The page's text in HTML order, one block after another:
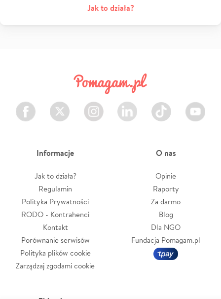
Jak to działa?
Facebook Twitter Instagram LinkedIn TikTok Youtube
Informacje
Jak to działa?
Regulamin
Polityka Prywatności
RODO - Kontrahenci
Kontakt
Porównanie serwisów
Polityka plików cookie
Zarządzaj zgodami cookie
O nas
Opinie
Raporty
Za darmo
Blog
Dla NGO
Fundacja Pomagam.pl